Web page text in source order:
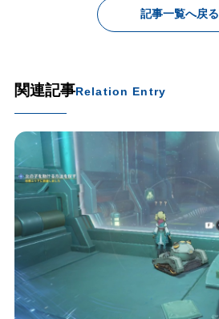
記事一覧へ戻る
関連記事Relation Entry